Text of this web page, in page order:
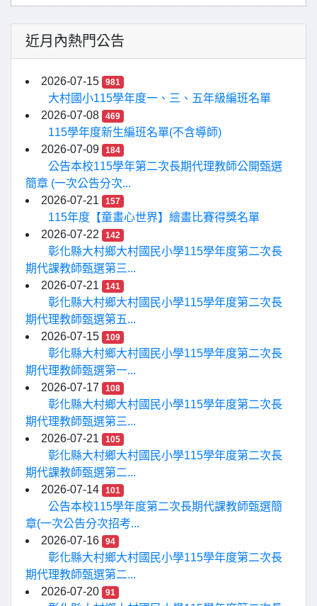
近月內熱門公告
2026-07-15 981
大村國小115學年度一、三、五年級編班名單
2026-07-08
469
115學年度新生編班名單(不含導師)
2026-07-09
184
公告本校115學年第二次長期代理教師公開甄選
簡章 (一次公告分次...
2026-07-21
157
115年度【童畫心世界】繪畫比賽得獎名單
2026-07-22
142
彰化縣大村鄉大村國民小學115學年度第二次長
期代課教師甄選第三...
2026-07-21
141
彰化縣大村鄉大村國民小學115學年度第二次長
期代理教師甄選第五...
2026-07-15
109
彰化縣大村鄉大村國民小學115學年度第二次長
期代理教師甄選第一...
2026-07-17
108
彰化縣大村鄉大村國民小學115學年度第二次長
期代理教師甄選第三...
2026-07-21
105
彰化縣大村鄉大村國民小學115學年度第二次長
期代課教師甄選第二...
2026-07-14
101
公告本校115學年度第二次長期代課教師甄選簡
章(一次公告分次招考...
2026-07-16
94
彰化縣大村鄉大村國民小學115學年度第二次長
期代理教師甄選第二...
2026-07-20
91